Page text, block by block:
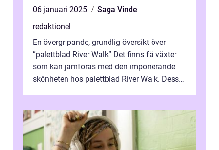
06 januari 2025
Saga Vinde
redaktionel
En övergripande, grundlig översikt över
”palettblad River Walk” Det finns få växter
som kan jämföras med den imponerande
skönheten hos palettblad River Walk. Dess